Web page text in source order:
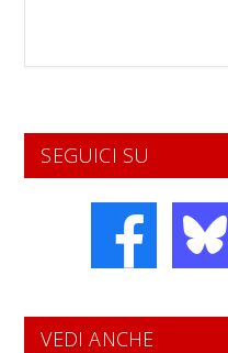
SEGUICI SU
VEDI ANCHE